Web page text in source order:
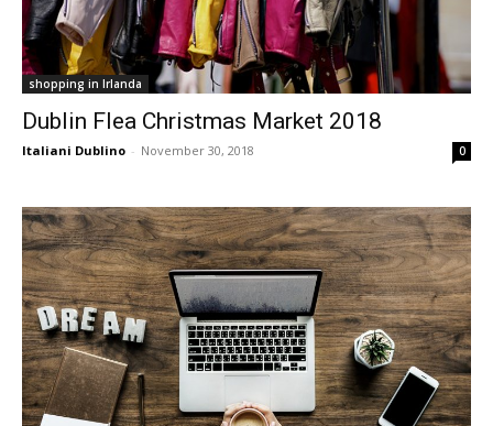
shopping in Irlanda
Dublin Flea Christmas Market 2018
Italiani Dublino - November 30, 2018 0